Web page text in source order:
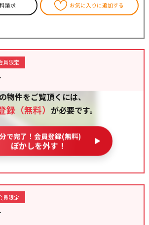
請求 お気に入りに追加する
員限定
物件をご覧頂くには、
録（無料） が必要です。
で完了！会員登録(無料)
ぼかしを外す！
員限定